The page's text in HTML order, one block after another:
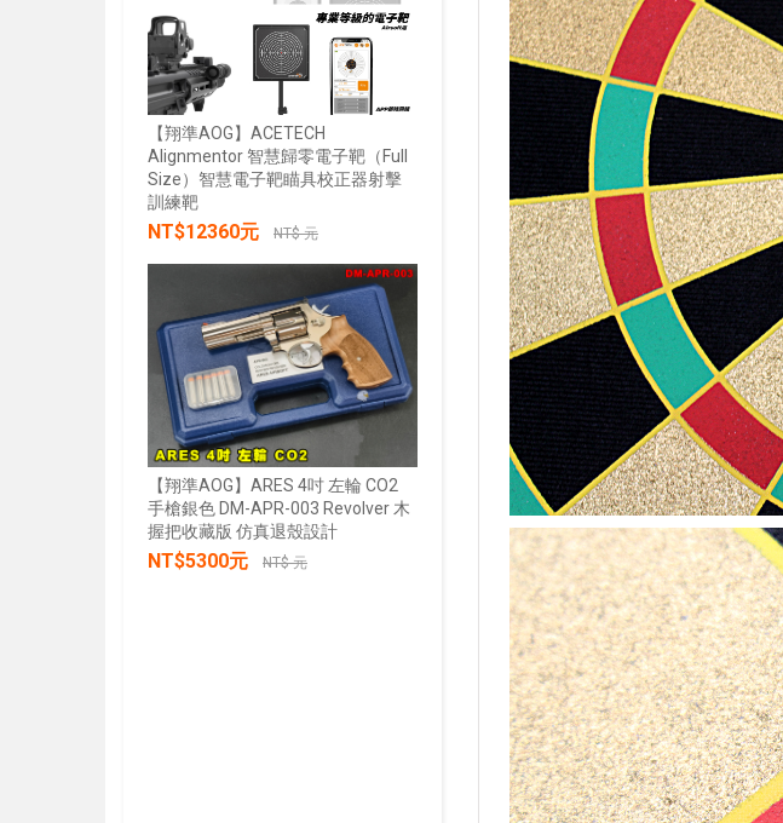
【翔準AOG】ACETECH
Alignmentor 智慧歸零電子靶（Full
Size）智慧電子靶瞄具校正器射擊
訓練靶
NT$12360元 NT$ 元
【翔準AOG】ARES 4吋 左輪 CO2
手槍銀色 DM-APR-003 Revolver 木
握把收藏版 仿真退殼設計
NT$5300元 NT$ 元
【翔準AOG】SKYWOODS RL750G
綠雷射戰術燈 B1AXG 750流明
20mm魚骨 USB充電 IP66防水
NT$2850元 NT$ 元
加入購物車
【翔準AOG】17x17 牛皮靶紙(20
張/100張) 射擊靶紙 加厚 厚版3mm
生存遊戲 專用靶紙 BB彈 射擊靶
IPSC 練習靶紙
NT$300元 NT$ 元
加入購物車